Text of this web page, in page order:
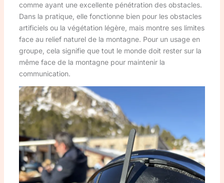
comme ayant une excellente pénétration des obstacles.
Dans la pratique, elle fonctionne bien pour les obstacles
artificiels ou la végétation légère, mais montre ses limites
face au relief naturel de la montagne. Pour un usage en
groupe, cela signifie que tout le monde doit rester sur la
même face de la montagne pour maintenir la
communication.